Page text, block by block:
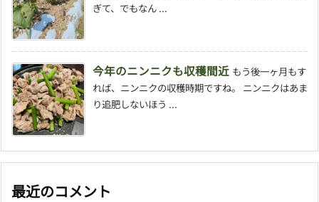
ぎて、でもなん ...
今年のニンニクも収穫間近 もう後一ヶ月もす
れば、ニンニクの収穫時期ですね。 ニンニクはあま
り追肥しないほう ...
最近のコメント